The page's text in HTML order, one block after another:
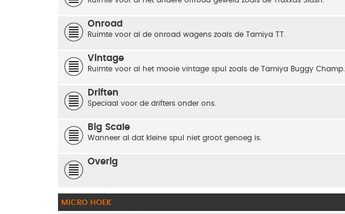
Onroad
Ruimte voor al de onroad wagens zoals de Tamiya TT.
Vintage
Ruimte voor al het mooie vintage spul zoals de Tamiya Buggy Champ.
Driften
Speciaal voor de drifters onder ons.
Big Scale
Wanneer al dat kleine spul niet groot genoeg is.
Overig
MICRO HOEK